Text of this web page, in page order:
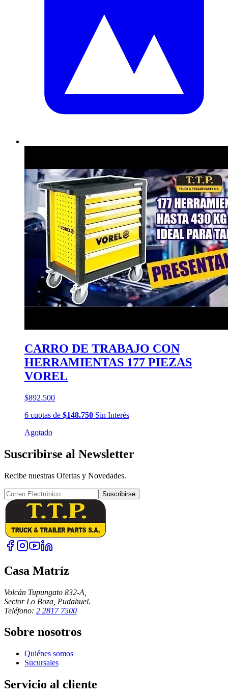
CARRO DE TRABAJO CON
HERRAMIENTAS 177 PIEZAS
VOREL
$892.500
6 cuotas de $148.750 Sin Interés
Agotado
Suscribirse al Newsletter
Recibe nuestras Ofertas y Novedades.
Suscribirse
Casa Matríz
Volcán Tupungato 832-A,
Sector Lo Boza, Pudahuel.
Teléfono: 2 2817 7500
Sobre nosotros
Quiénes somos
Sucursales
Servicio al cliente